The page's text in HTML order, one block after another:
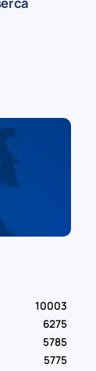
10003
6275
5785
5775